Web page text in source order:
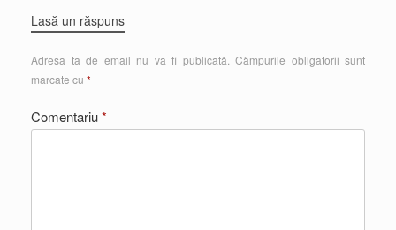
Lasă un răspuns
Adresa ta de email nu va fi publicată. Câmpurile obligatorii sunt
marcate cu *
Comentariu*